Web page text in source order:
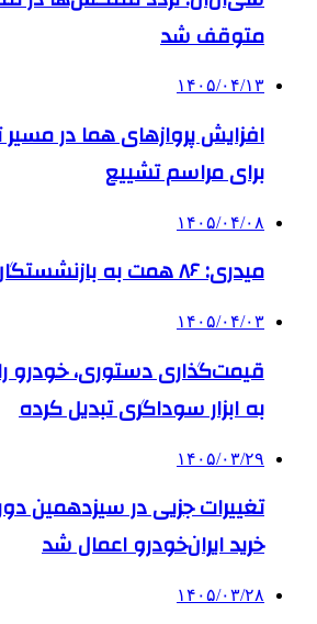
متوقف شد
۱۴۰۵/۰۴/۱۳
افزایش پروازهای هما در
برای مراسم تشییع
۱۴۰۵/۰۴/۰۸
میدری: ۸۶ همت به بازنشستگان باز می‌گردد
۱۴۰۵/۰۴/۰۳
قیمت‌گذاری دستوری، خودرو
به ابزار سوداگری تبدیل کرده
۱۴۰۵/۰۳/۲۹
تغییرات جزیی در سیزدهمین
خرید ایران‌خودرو اعمال شد
۱۴۰۵/۰۳/۲۸